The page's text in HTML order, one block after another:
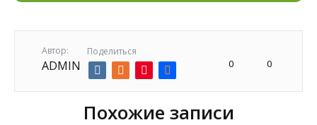
Автор:
ADMIN
Поделиться
0 0
Похожие записи